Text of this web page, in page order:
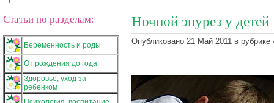
Статьи по разделам:
Беременность и роды
От рождения до года
Здоровье, уход за
ребенком
Ночной энурез у детей
Опубликовано 21 Май 2011 в рубрике